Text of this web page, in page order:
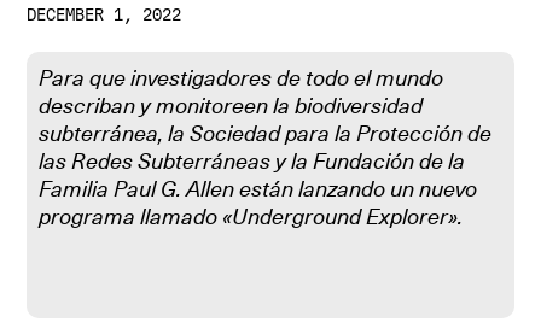
DECEMBER 1, 2022
Para que investigadores de todo el mundo
describan y monitoreen la biodiversidad
subterránea, la Sociedad para la Protección de
las Redes Subterráneas y la Fundación de la
Familia Paul G. Allen están lanzando un nuevo
programa llamado «Underground Explorer».